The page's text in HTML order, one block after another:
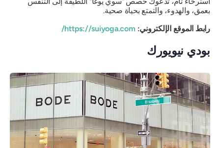
بعمق، والهدوء، والتمتع بحياة صحية.
رابط الموقع الإلكتروني: https://suiyoga.com/
بودي نيويورك